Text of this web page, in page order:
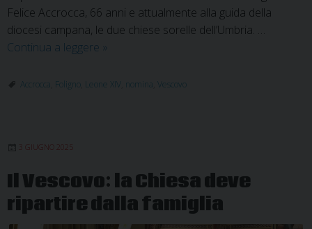
Felice Accrocca, 66 anni e attualmente alla guida della
diocesi campana, le due chiese sorelle dell’Umbria. …
Continua a leggere Monsignor
Accrocca
Assisi
»
Accrocca Foligno Leone XIV nomina Vescovo
3 GIUGNO 2025
Il Vescovo: la Chiesa deve
ripartire dalla famiglia